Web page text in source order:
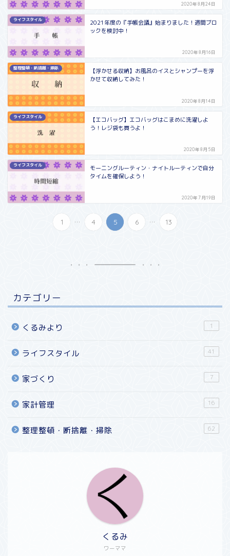
2020年8月24日
ライフスタイル
2021年度の『手帳会議』始まりました！週間ブロ
ックを検討中！
2020年8月16日
整理整頓・断捨離・掃除
【浮かせる収納】お風呂のイスとシャンプーを浮
かせて収納してみた！
2020年8月14日
ライフスタイル
【エコバッグ】エコバッグはこまめに洗濯しよ
う！レジ袋も買うよ！
2020年8月5日
ライフスタイル
モーニングルーティン・ナイトルーティンで自分
タイムを確保しよう！
2020年7月19日
1 ... 4 5 6 ... 13
カテゴリー
くるみより 1
ライフスタイル 41
家づくり 7
家計管理 16
整理整頓・断捨離・掃除 62
ワーママ
くるみ